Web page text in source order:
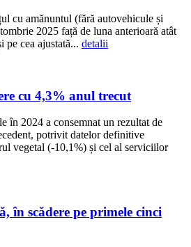
cu amănuntul (fără autovehicule și
2025 față de luna anterioară atât
pe cea ajustată... detalii
cu 4,3% anul trecut
în 2024 a consemnat un rezultat de
potrivit datelor definitive
vegetal (-10,1%) și cel al serviciilor
în scădere pe primele cinci